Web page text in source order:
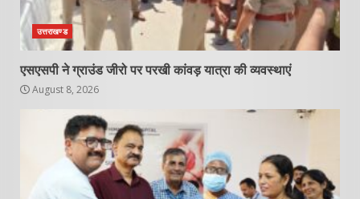
उत्तराखण्ड
एसएसपी ने ग्राउंड जीरो पर परखी कांवड़ यात्रा की व्यवस्थाएं
August 8, 2026